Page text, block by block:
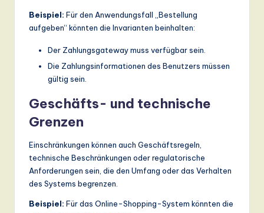
Beispiel: Für den Anwendungsfall „Bestellung
aufgeben“ könnten die Invarianten beinhalten:
Der Zahlungsgateway muss verfügbar sein.
Die Zahlungsinformationen des Benutzers müssen
gültig sein.
Geschäfts- und technische
Grenzen
Einschränkungen können auch Geschäftsregeln,
technische Beschränkungen oder regulatorische
Anforderungen sein, die den Umfang oder das Verhalten
des Systems begrenzen.
Beispiel: Für das Online-Shopping-System könnten die